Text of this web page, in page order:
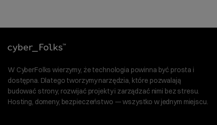
W CyberFolks wierzymy, że technologia powinna być prosta i
dostępna. Dlatego tworzymy narzędzia, które pozwalają
budować strony, rozwijać projekty i zarządzać nimi bez stresu.
Hosting, domeny, bezpieczeństwo — wszystko w jednym miejscu.